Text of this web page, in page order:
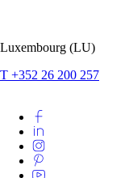
Luxembourg (LU)
T +352 26 200 257